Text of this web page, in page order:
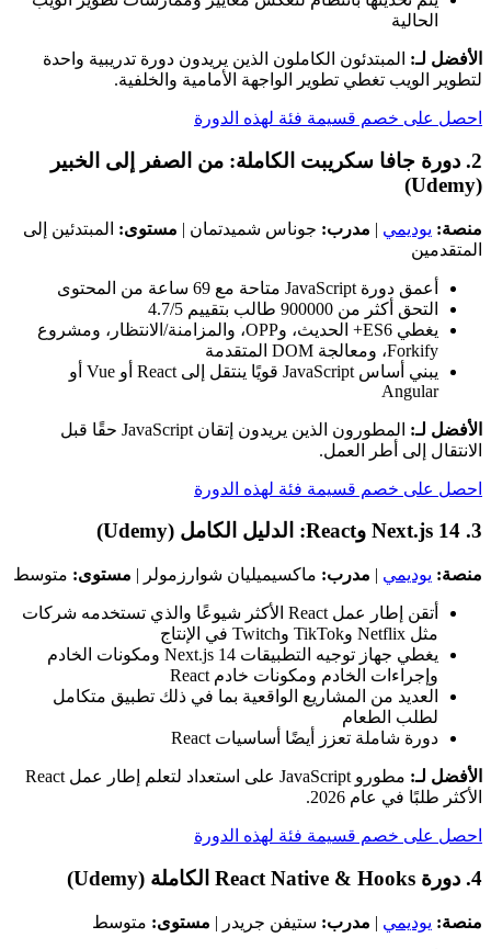
الحالية
الأفضل لـ: المبتدئون الكاملون الذين يريدون دورة تدريبية واحدة
لتطوير الويب تغطي تطوير الواجهة الأمامية والخلفية.
احصل على خصم قسيمة فئة لهذه الدورة
2. دورة جافا سكريبت الكاملة: من الصفر إلى الخبير
(Udemy)
منصة: يوديمي | مدرب: جوناس شميدتمان | مستوى: المبتدئين إلى
المتقدمين
أعمق دورة JavaScript متاحة مع 69 ساعة من المحتوى
التحق أكثر من 900000 طالب بتقييم 4.7/5
يغطي ES6+ الحديث، وOPP، والمزامنة/الانتظار، ومشروع
Forkify، ومعالجة DOM المتقدمة
يبني أساس JavaScript قويًا ينتقل إلى React أو Vue أو
Angular
الأفضل لـ:
المطورون الذين يريدون إتقان JavaScript حقًا قبل
الانتقال إلى أطر العمل.
احصل على خصم قسيمة فئة لهذه الدورة
3. Next.js 14 وReact: الدليل الكامل (Udemy)
منصة: يوديمي | مدرب: ماكسيميليان شوارزمولر | مستوى: متوسط
أتقن إطار عمل React الأكثر شيوعًا والذي تستخدمه شركات
مثل Netflix وTikTok وTwitch في الإنتاج
يغطي جهاز توجيه التطبيقات Next.js 14 ومكونات الخادم
وإجراءات الخادم ومكونات خادم React
العديد من المشاريع الواقعية بما في ذلك تطبيق متكامل
لطلب الطعام
دورة شاملة تعزز أيضًا أساسيات React
الأفضل لـ:
مطورو JavaScript على استعداد لتعلم إطار عمل React
الأكثر طلبًا في عام 2026.
احصل على خصم قسيمة فئة لهذه الدورة
4. دورة React Native & Hooks الكاملة (Udemy)
منصة: يوديمي | مدرب: ستيفن جريدر | مستوى: متوسط